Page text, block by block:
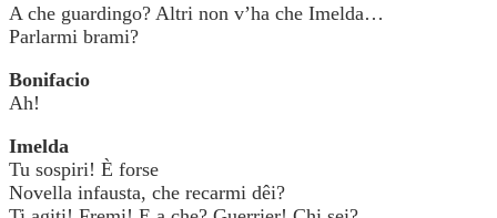
A che guardingo? Altri non v’ha che Imelda…
Parlarmi brami?
Bonifacio
Ah!
Imelda
Tu sospiri! È forse
Novella infausta, che recarmi dêi?